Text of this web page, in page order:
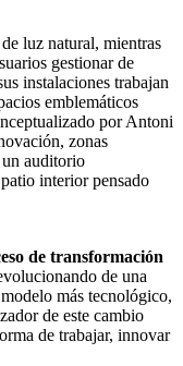
luz natural, mientras
gestionar de
instalaciones trabajan
emblemáticos
por Antoni
zonas
un auditorio
interior pensado
de transformación
de una
más tecnológico,
de este cambio
de trabajar, innovar